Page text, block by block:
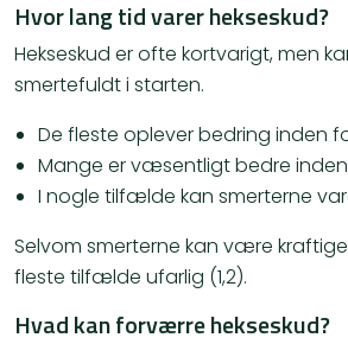
Hvor lang tid varer hekseskud?
Hekseskud er ofte kortvarigt, men
smertefuldt i starten.
De fleste oplever bedring inden
Mange er væsentligt bedre inden
I nogle tilfælde kan smerterne
Selvom smerterne kan være
fleste tilfælde ufarlig (1,2).
Hvad kan forværre hekseskud?